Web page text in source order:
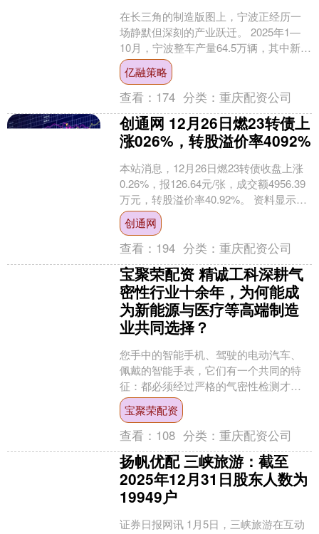
在长三角的制造版图上，宁波正经历一
场静默但深刻的产业跃迁。 2025年1—
10月，宁波整车产量64.5万辆，其中新能
源汽车产量28.6万辆；而在上一年，该市
89....
亿融策略
查看： 174 分类：重庆配资公司
创通网 12月26日燃23转债上
涨026%，转股溢价率4092%
本站消息，12月26日燃23转债收盘上涨
0.26%，报126.64元/张，成交额4956.39
万元，转股溢价率40.92%。 资料显示，
燃23转债信用级别为“A....
创通网
查看： 194 分类：重庆配资公司
宝聚荣配资 精诚工科深耕气
密性行业十余年，为何能成
为新能源与医疗等高端制造
业共同选择？
您手中的智能手机、驾驶的电动汽车、
佩戴的智能手表，它们有一个共同的特
征：都必须经过严格的气密性检测才能
出厂。 三十年前，气密性检测还是少数
高端产品的专属。今天，....
宝聚荣配资
查看： 108 分类：重庆配资公司
扬帆优配 三峡旅游：截至
2025年12月31日股东人数为
19949户
证券日报网讯 1月5日，三峡旅游在互动